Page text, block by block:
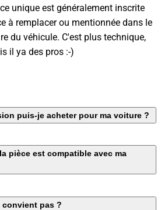
unique est généralement inscrite
à remplacer ou mentionnée dans le
du véhicule. C'est plus technique,
il ya des pros :-)
puis-je acheter pour ma voiture ?
pièce est compatible avec ma
convient pas ?